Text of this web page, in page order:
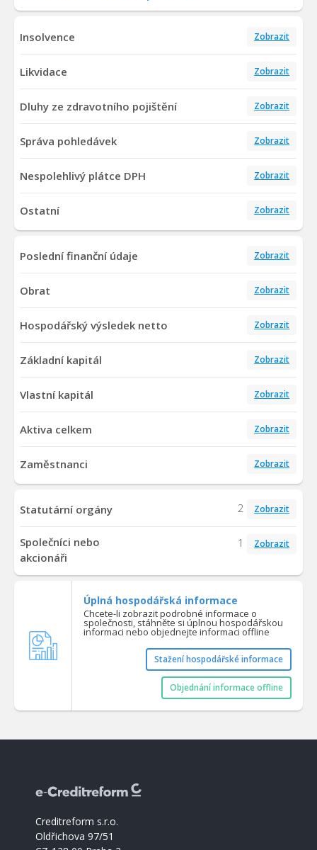
Insolvence Zobrazit
Likvidace Zobrazit
Dluhy ze zdravotního pojištění Zobrazit
Správa pohledávek Zobrazit
Nespolehlivý plátce DPH Zobrazit
Ostatní Zobrazit
Poslední finanční údaje Zobrazit
Obrat Zobrazit
Hospodářský výsledek netto Zobrazit
Základní kapitál Zobrazit
Vlastní kapitál Zobrazit
Aktiva celkem Zobrazit
Zaměstnanci Zobrazit
Statutární orgány 2 Zobrazit
Společníci nebo
akcionáři
1 Zobrazit
Úplná hospodářská informace
Chcete-li zobrazit podrobné informace o
společnosti, stáhněte si úplnou hospodářskou
informaci nebo objednejte informaci offline
Stažení hospodářské informace
Objednání informace offline
Creditreform s.r.o.
Oldřichova 97/51